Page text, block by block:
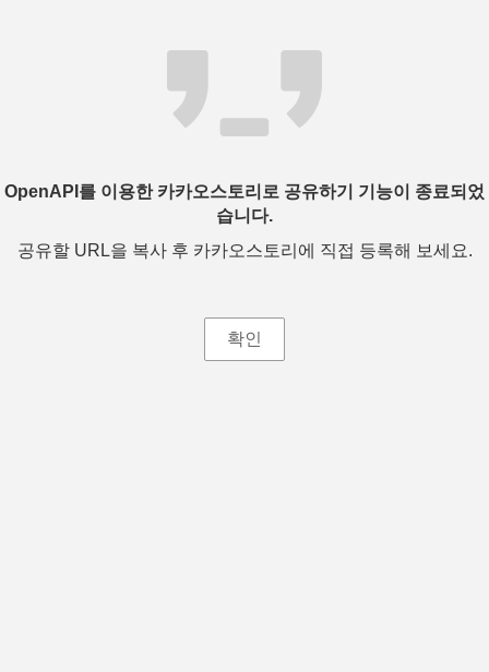
OpenAPI를 이용한 카카오스토리로 공유하기 기능이 종료되었
습니다.
공유할 URL을 복사 후 카카오스토리에 직접 등록해 보세요.
확인